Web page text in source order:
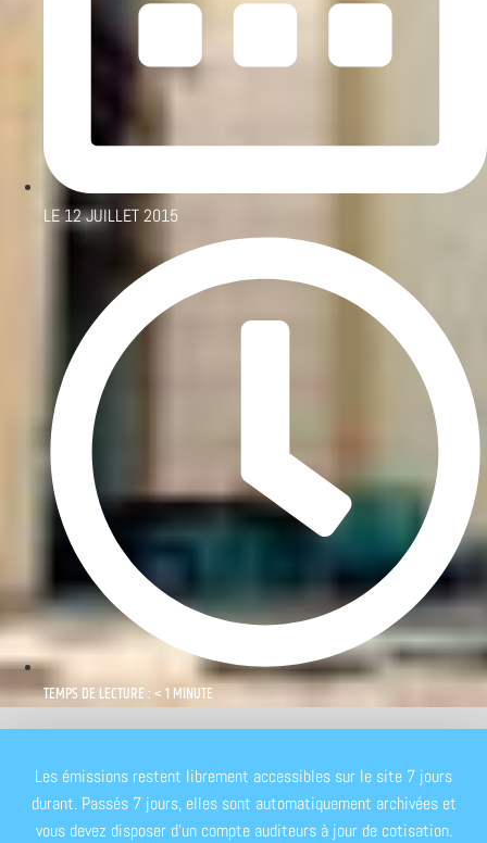
LE12 JUILLET 2015
TEMPS DE LECTURE : < 1 MINUTE
Les émissions restent librement accessibles sur le site 7 jours
durant. Passés 7 jours, elles sont automatiquement archivées et
vous devez disposer d'un compte auditeurs à jour de cotisation.